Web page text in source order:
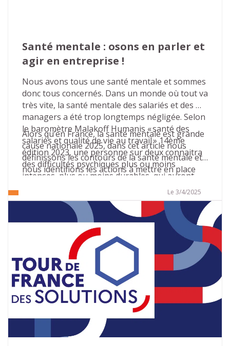
Santé mentale : osons en parler et
agir en entreprise !
Nous avons tous une santé mentale et sommes
donc tous concernés. Dans un monde où tout va
très vite, la santé mentale des salariés et des
managers a été trop longtemps négligée. Selon
le baromètre Malakoff Humanis « santé des
salariés et qualité de vie au travail » 14ème
édition 2023, une personne sur deux connaitra
des difficultés psychiques plus ou moins
intenses, plus ou moins durables, qui auront
Alors qu’en France, la santé mentale est grande
cause nationale 2025, dans cet article nous
définissons les contours de la santé mentale et
nous identifions les actions à mettre en place
Le 3/4/2025